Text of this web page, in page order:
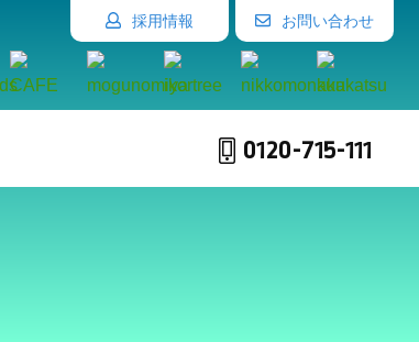
0120-715-111
採用情報 お問い合わせ